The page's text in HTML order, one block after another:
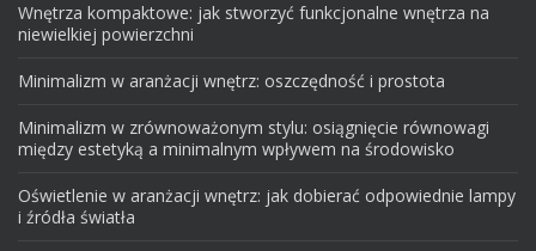
Wnętrza kompaktowe: jak stworzyć funkcjonalne wnętrza na
niewielkiej powierzchni
Minimalizm w aranżacji wnętrz: oszczędność i prostota
Minimalizm w zrównoważonym stylu: osiągnięcie równowagi
między estetyką a minimalnym wpływem na środowisko
Oświetlenie w aranżacji wnętrz: jak dobierać odpowiednie lampy
i źródła światła